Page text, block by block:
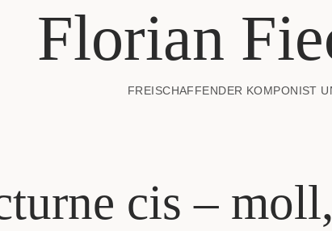
Florian
FREISCHAFFENDER KOMPONIST
cis –